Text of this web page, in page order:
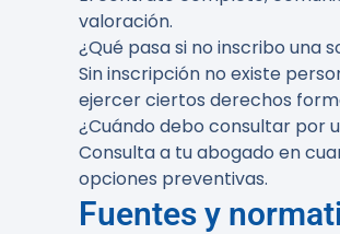
valoración.
¿Qué pasa si no inscribo una
Sin inscripción no existe
ejercer ciertos derechos
¿Cuándo debo consultar por
Consulta a tu abogado en
opciones preventivas.
Fuentes y